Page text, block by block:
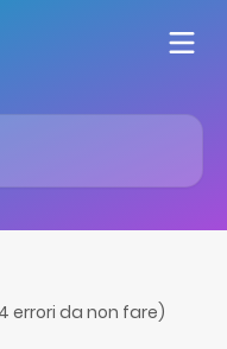
errori da non fare)